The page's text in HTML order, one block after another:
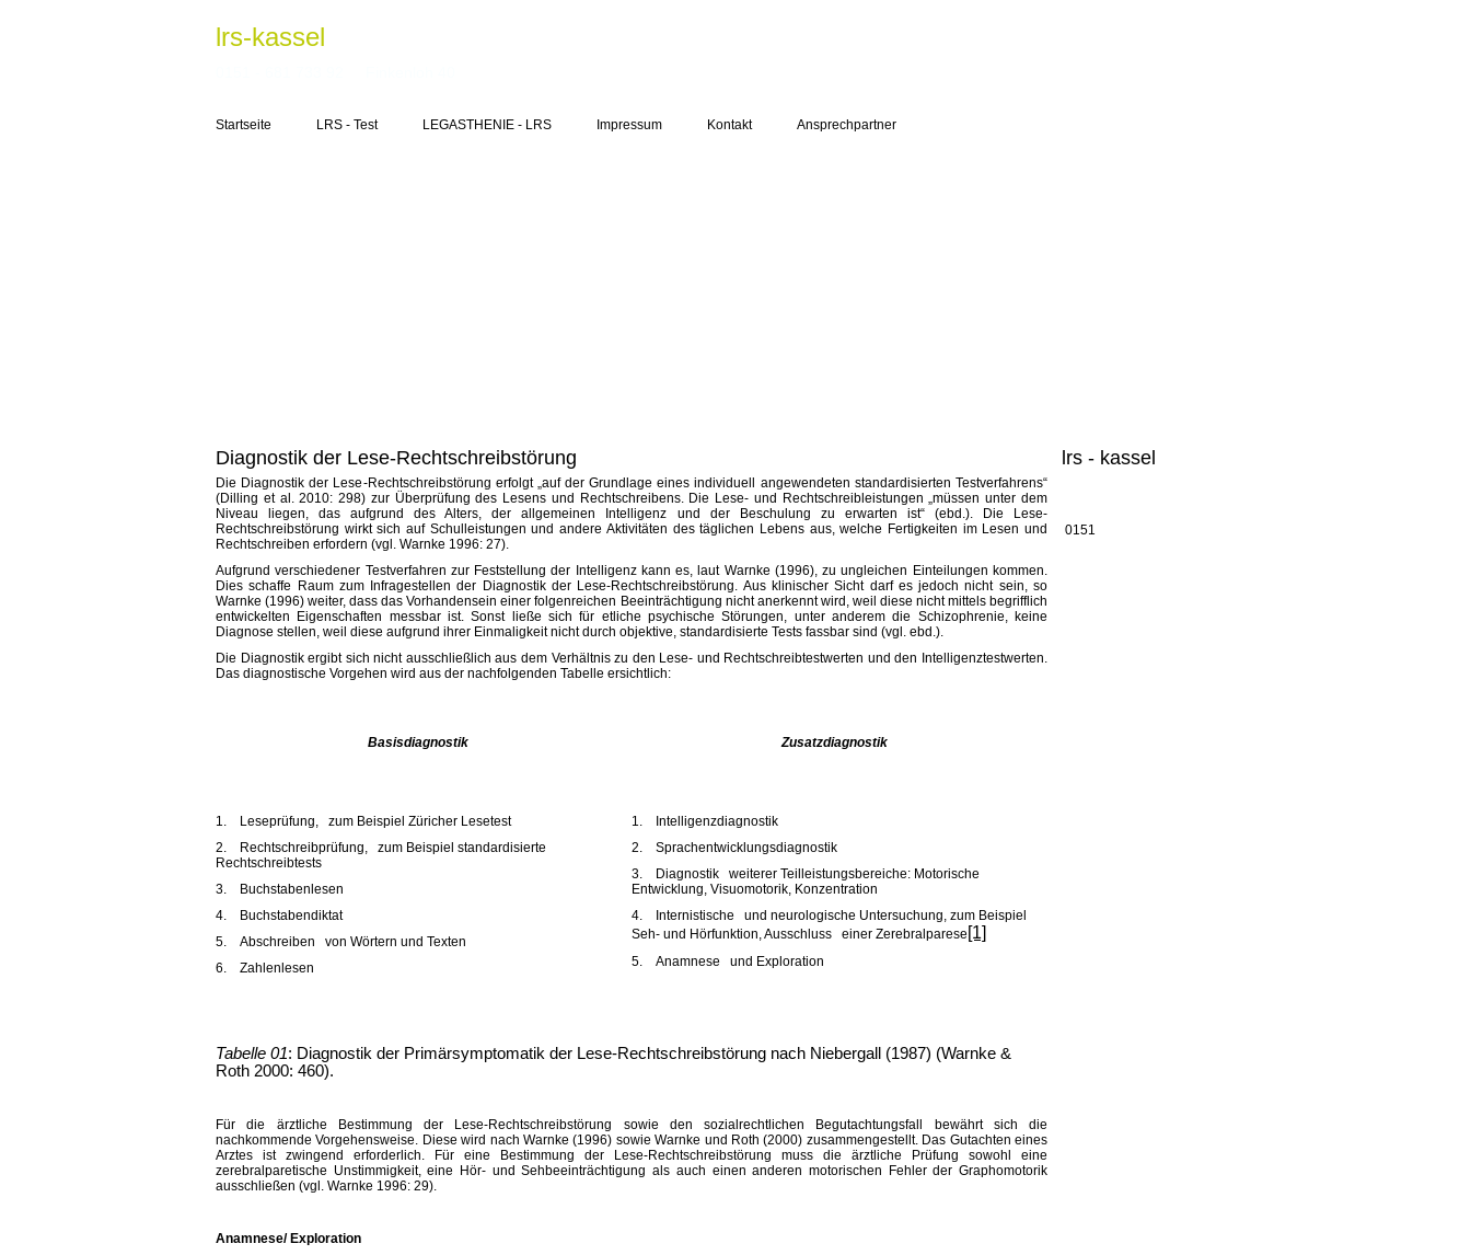
lrs-kassel
Startseite LRS - Test LEGASTHENIE - LRS Impressum Kontakt Ansprechpartner
Diagnostik der Lese-Rechtschreibstörung
Die Diagnostik der Lese-Rechtschreibstörung erfolgt „auf der Grundlage eines individuell angewendeten standardisierten Testverfahrens“
(Dilling et al. 2010: 298) zur Überprüfung des Lesens und Rechtschreibens. Die Lese- und Rechtschreibleistungen „müssen unter dem
Niveau liegen, das aufgrund des Alters, der allgemeinen Intelligenz und der Beschulung zu erwarten ist“ (ebd.). Die Lese-
Rechtschreibstörung wirkt sich auf Schulleistungen und andere Aktivitäten des täglichen Lebens aus, welche Fertigkeiten im Lesen und
Rechtschreiben erfordern (vgl. Warnke 1996: 27).
Aufgrund verschiedener Testverfahren zur Feststellung der Intelligenz kann es, laut Warnke (1996), zu ungleichen Einteilungen kommen.
Dies schaffe Raum zum Infragestellen der Diagnostik der Lese-Rechtschreibstörung. Aus klinischer Sicht darf es jedoch nicht sein, so
Warnke (1996) weiter, dass das Vorhandensein einer folgenreichen Beeinträchtigung nicht anerkennt wird, weil diese nicht mittels begrifflich
entwickelten Eigenschaften messbar ist. Sonst ließe sich für etliche psychische Störungen, unter anderem die Schizophrenie, keine
Diagnose stellen, weil diese aufgrund ihrer Einmaligkeit nicht durch objektive, standardisierte Tests fassbar sind (vgl. ebd.).
Die Diagnostik ergibt sich nicht ausschließlich aus dem Verhältnis zu den Lese- und Rechtschreibtestwerten und den Intelligenztestwerten.
Das diagnostische Vorgehen wird aus der nachfolgenden Tabelle ersichtlich:
Basisdiagnostik Zusatzdiagnostik
1.
Leseprüfung, zum Beispiel Züricher Lesetest
2.
Rechtschreibprüfung, zum Beispiel standardisierte
Rechtschreibtests
3.
Buchstabenlesen
4.
Buchstabendiktat
5.
Abschreiben von Wörtern und Texten
6.
Zahlenlesen
1.
Intelligenzdiagnostik
2.
Sprachentwicklungsdiagnostik
3.
Diagnostik weiterer Teilleistungsbereiche: Motorische
Entwicklung, Visuomotorik, Konzentration
4.
Internistische und neurologische Untersuchung, zum Beispiel
Seh- und Hörfunktion, Ausschluss einer Zerebralparese [1]
5. Anamnese und Exploration
Tabelle 01: Diagnostik der Primärsymptomatik der Lese-Rechtschreibstörung nach Niebergall (1987) (Warnke &
Roth 2000: 460).
Für die ärztliche Bestimmung der Lese-Rechtschreibstörung sowie den sozialrechtlichen Begutachtungsfall bewährt sich die
nachkommende Vorgehensweise. Diese wird nach Warnke (1996) sowie Warnke und Roth (2000) zusammengestellt. Das Gutachten eines
Arztes ist zwingend erforderlich. Für eine Bestimmung der Lese-Rechtschreibstörung muss die ärztliche Prüfung sowohl eine
zerebralparetische Unstimmigkeit, eine Hör- und Sehbeeinträchtigung als auch einen anderen motorischen Fehler der Graphomotorik
ausschließen (vgl. Warnke 1996: 29).
Anamnese/ Exploration
lrs - kassel
0151